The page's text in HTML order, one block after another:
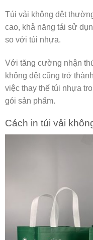
Túi vải không dệt
cao, khả năng tái sử
so với túi nhựa.
Với tăng cường nhận
không dệt cũng trở
việc thay thế túi nhựa
gói sản phẩm.
Cách in túi vải